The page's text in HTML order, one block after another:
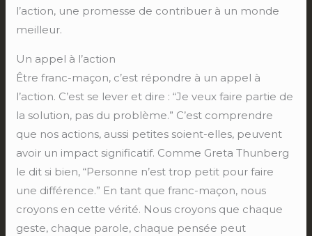
l’action, une promesse de contribuer à un monde
meilleur.
Un appel à l’action
Être franc-maçon, c’est répondre à un appel à
l’action. C’est se lever et dire : “Je veux faire partie de
la solution, pas du problème.” C’est comprendre
que nos actions, aussi petites soient-elles, peuvent
avoir un impact significatif. Comme Greta Thunberg
le dit si bien, “Personne n’est trop petit pour faire
une différence.” En tant que franc-maçon, nous
croyons en cette vérité. Nous croyons que chaque
geste, chaque parole, chaque pensée peut